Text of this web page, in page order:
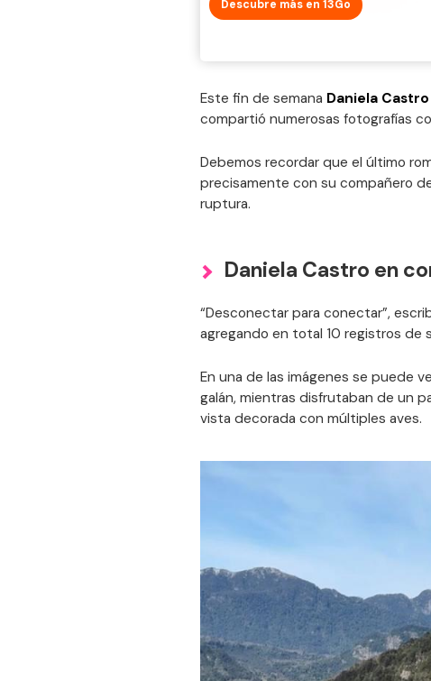
Descubre más en 13Go
Este fin de semana Daniela Castro
compartió numerosas fotografías
Debemos recordar que el último
precisamente con su compañero
ruptura.
Daniela Castro en
“Desconectar para conectar”,
agregando en total 10 registros de
En una de las imágenes se puede
galán, mientras disfrutaban de un
vista decorada con múltiples aves.